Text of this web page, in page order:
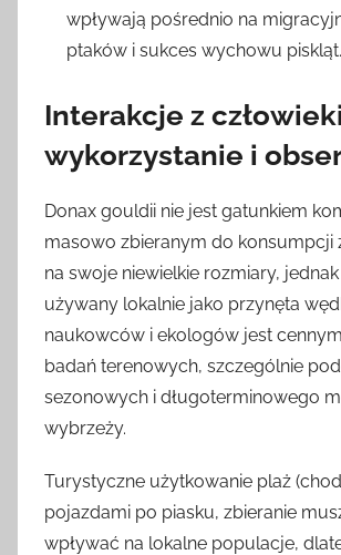
wpływają pośrednio na
ptaków i sukces wychowu piskląt.
Interakcje z
wykorzystanie i
Donax gouldii nie jest gatunkiem
masowo zbieranym do konsumpcji
na swoje niewielkie rozmiary,
używany lokalnie jako przynęta
naukowców i ekologów jest
badań terenowych, szczególnie
sezonowych i długoterminowego
wybrzeży.
Turystyczne użytkowanie plaż
pojazdami po piasku, zbieranie
wpływać na lokalne populacje,